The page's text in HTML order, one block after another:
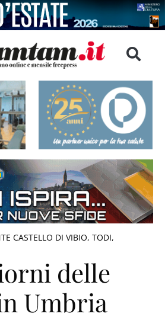
CASTELLO DI VIBIO, TODI,
delle
Umbria